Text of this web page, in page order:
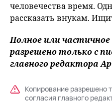
человечества время.
рассказать внукам.
Полное или частичное
разрешено только с
главного редактора
Копирование разрешено
согласия главного